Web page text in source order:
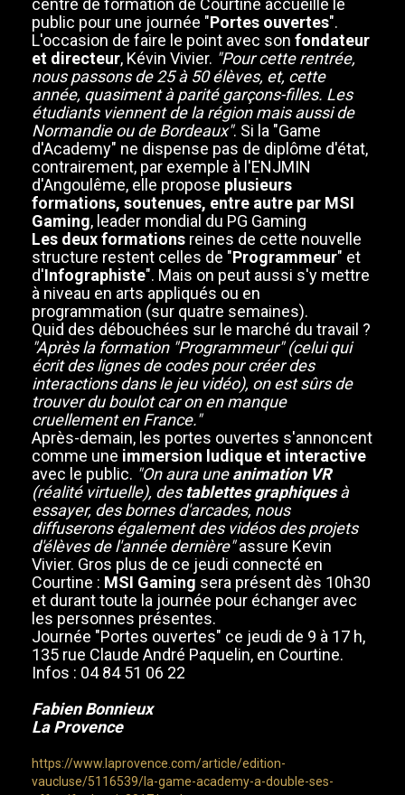
centre de formation de Courtine accueille le
public pour une journée "Portes ouvertes".
L'occasion de faire le point avec son fondateur
et directeur, Kévin Vivier. "Pour cette rentrée,
nous passons de 25 à 50 élèves, et, cette
année, quasiment à parité garçons-filles. Les
étudiants viennent de la région mais aussi de
Normandie ou de Bordeaux". Si la "Game
d'Academy" ne dispense pas de diplôme d'état,
contrairement, par exemple à l'ENJMIN
d'Angoulême, elle propose plusieurs
formations, soutenues, entre autre par MSI
Gaming, leader mondial du PG Gaming
Les deux formations reines de cette nouvelle
structure restent celles de "Programmeur" et
d'Infographiste". Mais on peut aussi s'y mettre
à niveau en arts appliqués ou en
programmation (sur quatre semaines).
Quid des débouchées sur le marché du travail ?
"Après la formation "Programmeur" (celui qui
écrit des lignes de codes pour créer des
interactions dans le jeu vidéo), on est sûrs de
trouver du boulot car on en manque
cruellement en France."
Après-demain, les portes ouvertes s'annoncent
comme une immersion ludique et interactive
avec le public. "On aura uneanimation VR
(réalité virtuelle), des tablettes graphiquesà
essayer, des bornes d'arcades, nous
diffuserons également des vidéos des projets
d'élèves de l'année dernière"assure Kevin
Vivier. Gros plus de ce jeudi connecté en
Courtine : MSI Gaming sera présent dès 10h30
et durant toute la journée pour échanger avec
les personnes présentes.
Journée "Portes ouvertes" ce jeudi de 9 à 17 h,
135 rue Claude André Paquelin, en Courtine.
Infos : 04 84 51 06 22
Fabien Bonnieux
La Provence
https://www.laprovence.com/article/edition-
vaucluse/5116539/la-game-academy-a-double-ses-